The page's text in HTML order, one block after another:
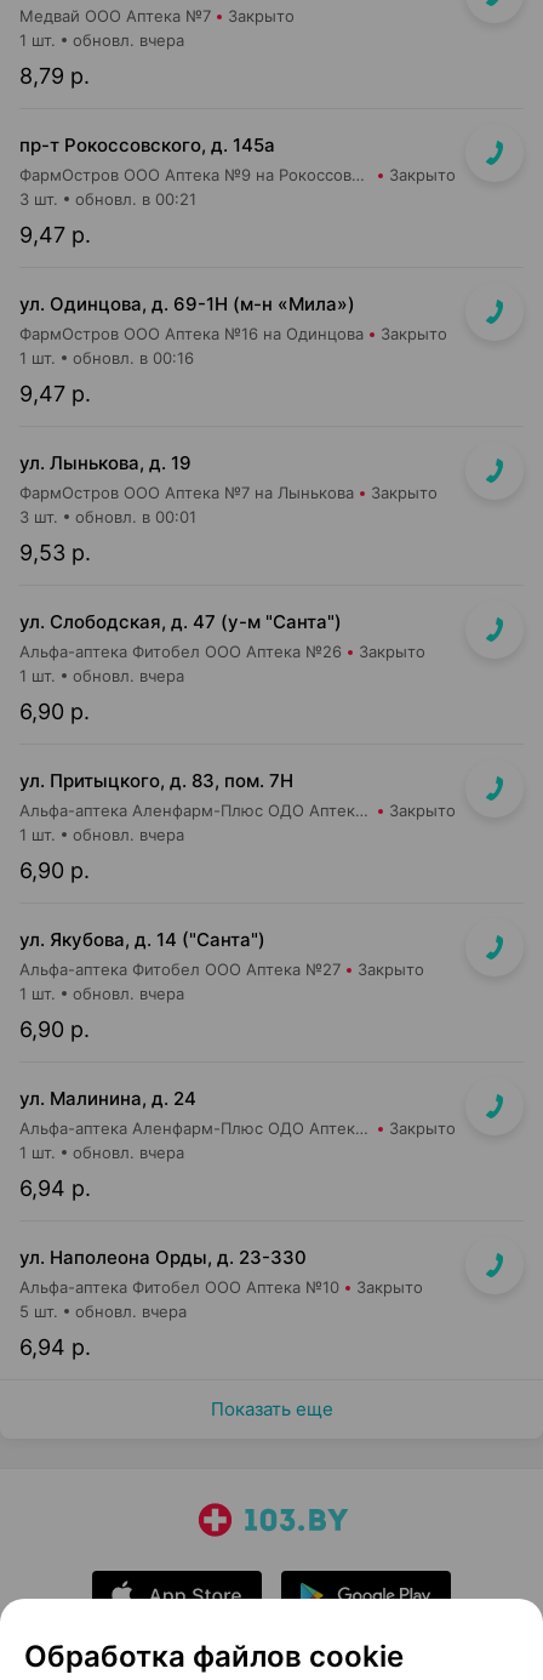
Медвай ООО Аптека №7 Закрыто
8,79 р.
1 шт. обновл. вчера
пр-т Рокоссовского, д. 145а
ФармОстров ООО Аптека №9 на Рокоссовского Закрыто
9,47 р.
3 шт. обновл. в 00:21
ул. Одинцова, д. 69-1Н (м-н «Мила»)
ФармОстров ООО Аптека №16 на Одинцова Закрыто
9,47 р.
1 шт. обновл. в 00:16
ул. Лынькова, д. 19
ФармОстров ООО Аптека №7 на Лынькова Закрыто
9,53 р.
3 шт. обновл. в 00:01
ул. Слободская, д. 47 (у-м "Санта")
Альфа-аптека Фитобел ООО Аптека №26 Закрыто
6,90 р.
1 шт. обновл. вчера
ул. Притыцкого, д. 83, пом. 7Н
Альфа-аптека Аленфарм-Плюс ОДО Аптека №14 Закрыто
6,90 р.
1 шт. обновл. вчера
ул. Якубова, д. 14 ("Санта")
Альфа-аптека Фитобел ООО Аптека №27 Закрыто
6,90 р.
1 шт. обновл. вчера
ул. Малинина, д. 24
Альфа-аптека Аленфарм-Плюс ОДО Аптека №18 Закрыто
6,94 р.
1 шт. обновл. вчера
ул. Наполеона Орды, д. 23-330
Альфа-аптека Фитобел ООО Аптека №10 Закрыто
6,94 р.
5 шт. обновл. вчера
Показать еще
Обработка файлов cookie